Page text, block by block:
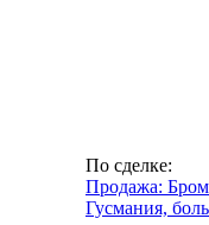
По сделке:
Продажа:
Гусмания,